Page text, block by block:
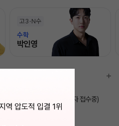
고3 N수
수학
박인영
현황/성적 향상 현황
합반 모집 안내(*마감/대기자 접수중)
내
내
략 설명회